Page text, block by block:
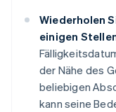
Wiederholen
einigen
der Nähe des
beliebigen
kann seine